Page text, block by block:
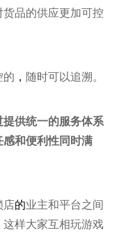
品的供应更加可控
的 ， 随时可以追溯。
提供统一的服务体系
感和便利性同时满
店的业主和平台之间
这样大家互相玩游戏